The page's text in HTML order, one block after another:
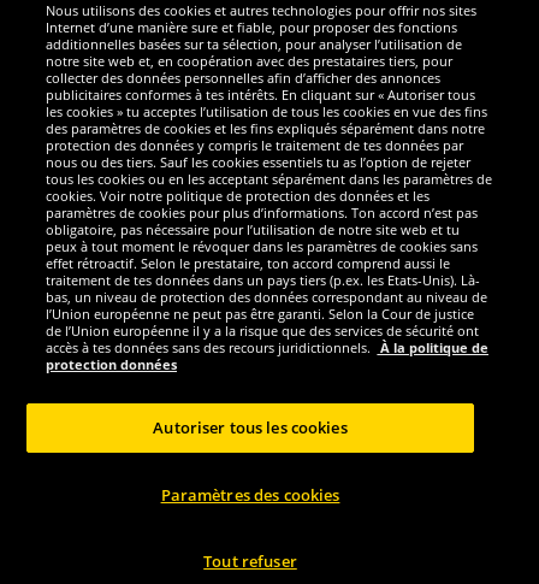
Sécurité
Nous sommes excellents
Réseaux sociaux
Tous droits réservés
valable pour les clients avec une adhésion de DealClub active.
Nous utilisons des cookies et autres technologies pour offrir nos sites
Internet d’une manière sure et fiable, pour proposer des fonctions
additionnelles basées sur ta sélection, pour analyser l’utilisation de
notre site web et, en coopération avec des prestataires tiers, pour
collecter des données personnelles afin d’afficher des annonces
publicitaires conformes à tes intérêts. En cliquant sur « Autoriser tous
les cookies » tu acceptes l’utilisation de tous les cookies en vue des fins
des paramètres de cookies et les fins expliqués séparément dans notre
protection des données y compris le traitement de tes données par
nous ou des tiers. Sauf les cookies essentiels tu as l’option de rejeter
tous les cookies ou en les acceptant séparément dans les paramètres de
cookies. Voir notre politique de protection des données et les
paramètres de cookies pour plus d’informations. Ton accord n’est pas
obligatoire, pas nécessaire pour l’utilisation de notre site web et tu
peux à tout moment le révoquer dans les paramètres de cookies sans
effet rétroactif. Selon le prestataire, ton accord comprend aussi le
traitement de tes données dans un pays tiers (p.ex. les Etats-Unis). Là-
bas, un niveau de protection des données correspondant au niveau de
l’Union européenne ne peut pas être garanti. Selon la Cour de justice
de l’Union européenne il y a la risque que des services de sécurité ont
accès à tes données sans des recours juridictionnels. À la politique de
protection données
Paramètres des cookies
Tout refuser
Autoriser tous les cookies